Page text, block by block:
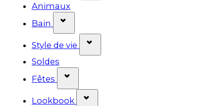
Animaux
Bain
Style de vie
Soldes
Fêtes
Lookbook